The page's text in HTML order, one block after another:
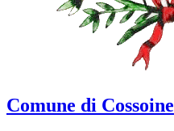
Comune di Cossoine